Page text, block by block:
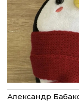
Александр